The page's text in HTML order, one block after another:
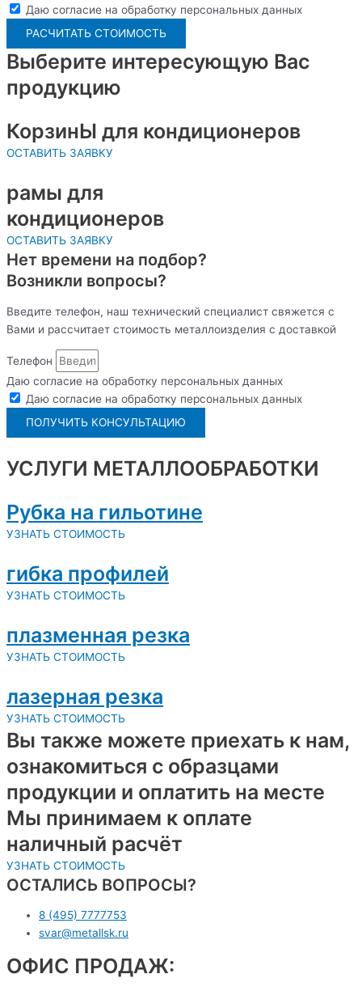
Даю согласие на обработку персональных данных
РАСЧИТАТЬ СТОИМОСТЬ
Выберите интересующую Вас
продукцию
КорзинЫ для кондиционеров
ОСТАВИТЬ ЗАЯВКУ
рамы для
кондиционеров
ОСТАВИТЬ ЗАЯВКУ
Нет времени на подбор?
Возникли вопросы?
Введите телефон, наш технический специалист свяжется с
Вами и рассчитает стоимость металлоизделия с доставкой
Телефон
Даю согласие на обработку персональных данных
Даю согласие на обработку персональных данных
ПОЛУЧИТЬ КОНСУЛЬТАЦИЮ
УСЛУГИ МЕТАЛЛООБРАБОТКИ
Рубка на гильотине
УЗНАТЬ СТОИМОСТЬ
гибка профилей
УЗНАТЬ СТОИМОСТЬ
плазменная резка
УЗНАТЬ СТОИМОСТЬ
лазерная резка
УЗНАТЬ СТОИМОСТЬ
Вы также можете приехать к нам,
ознакомиться с образцами
продукции и оплатить на месте
Мы принимаем к оплате
наличный расчёт
УЗНАТЬ СТОИМОСТЬ
ОСТАЛИСЬ ВОПРОСЫ?
8 (495) 7777753
svar@metallsk.ru
ОФИС ПРОДАЖ: